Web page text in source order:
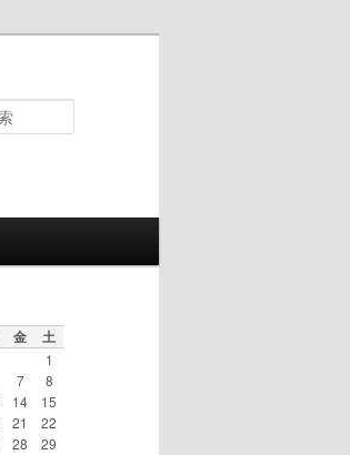
金 土
1
7
8
14
15
21
22
28
29